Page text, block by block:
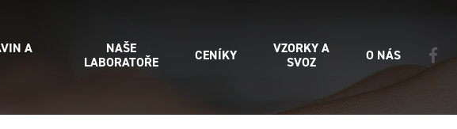
A
NAŠE
LABORATOŘE
CENÍKY
VZORKY A
SVOZ
O NÁS